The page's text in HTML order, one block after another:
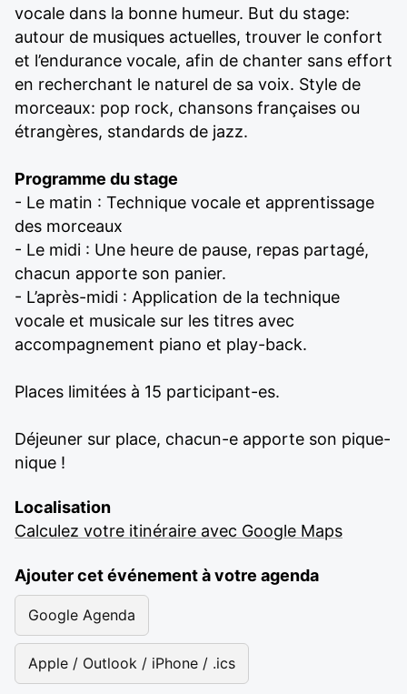
vocale dans la bonne humeur. But du stage:
autour de musiques actuelles, trouver le confort
et l’endurance vocale, afin de chanter sans effort
en recherchant le naturel de sa voix. Style de
morceaux: pop rock, chansons françaises ou
étrangères, standards de jazz.
Programme du stage
- Le matin : Technique vocale et apprentissage
des morceaux
- Le midi : Une heure de pause, repas partagé,
chacun apporte son panier.
- L’après-midi : Application de la technique
vocale et musicale sur les titres avec
accompagnement piano et play-back.
Places limitées à 15 participant-es.
Déjeuner sur place, chacun-e apporte son pique-
nique !
Localisation
Calculez votre itinéraire avec Google Maps
Ajouter cet événement à votre agenda
Google Agenda
Apple / Outlook / iPhone / .ics